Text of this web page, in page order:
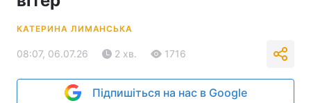
КАТЕРИНА ЛИМАНСЬКА
08:07, 06.07.26 2 хв. 1716
Підпишіться на нас в Google